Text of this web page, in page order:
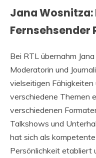
Jana Wosnitza:
Fernsehsender
Bei RTL übernahm
Moderatorin und
vielseitigen Fähigkeiten
verschiedene Themen
verschiedenen
Talkshows und
hat sich als
Persönlichkeit etabliert